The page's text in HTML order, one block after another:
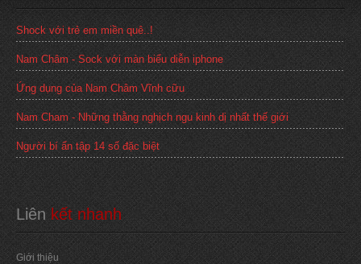
Shock với trẻ em miền quê..!
Nam Châm - Sock với màn biểu diễn iphone
Ứng dụng của Nam Châm Vĩnh cữu
Nam Cham - Những thằng nghịch ngu kinh dị nhất thế giới
Người bí ẩn tập 14 số đặc biệt
Liên kết nhanh
Giới thiệu